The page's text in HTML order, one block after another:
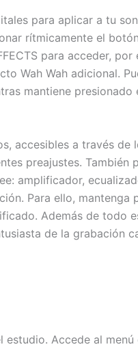
para aplicar a tu
rítmicamente el
para acceder,
Wah Wah adicional.
mantiene presionado
accesibles a través de
preajustes.
amplificador,
Para ello,
Además de todo
de la grabación
Accede al